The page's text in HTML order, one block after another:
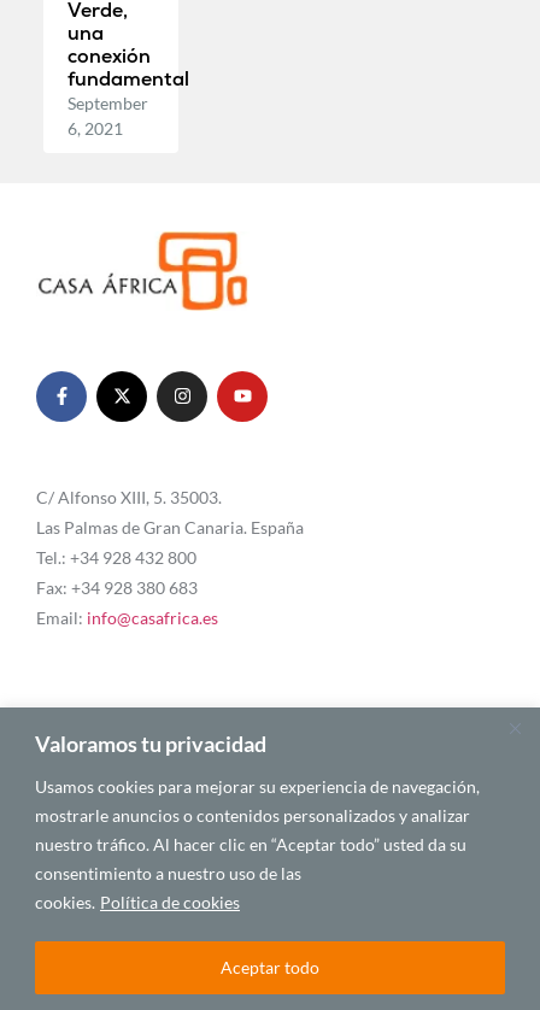
Valoramos tu privacidad
Usamos cookies para mejorar su experiencia de navegación,
mostrarle anuncios o contenidos personalizados y analizar
nuestro tráfico. Al hacer clic en “Aceptar todo” usted da su
consentimiento a nuestro uso de las
cookies. Política de cookies
Aceptar todo
Verde,
una
conexión
fundamental
September
6, 2021
C/ Alfonso XIII, 5. 35003.
Las Palmas de Gran Canaria. España
Tel.: +34 928 432 800
Fax: +34 928 380 683
Email: info@casafrica.es
Blog
About Us
Personalities
English